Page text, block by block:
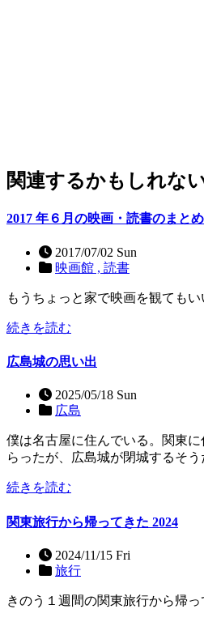
関連するかもしれな
2017 年６月の映画・読書のまとめ
2017/07/02 Sun
映画館 , 読書
もうちょっと家で映画を観てもい
続きを読む
広島城の思い出
2025/05/18 Sun
広島
僕は名古屋に住んでいる。関東
らったが、広島城が閉城するそう
続きを読む
関東旅行から帰ってきた 2024
2024/11/15 Fri
旅行
きのう１週間の関東旅行から帰っ